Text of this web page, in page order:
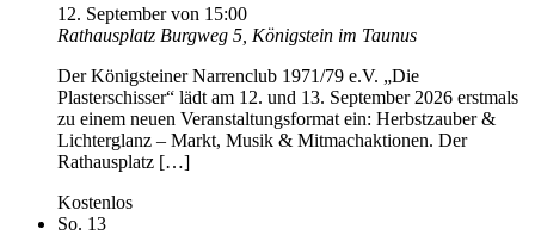
12. September von 15:00
Rathausplatz Burgweg 5, Königstein im Taunus
Der Königsteiner Narrenclub 1971/79 e.V. „Die
Plasterschisser“ lädt am 12. und 13. September 2026 erstmals
zu einem neuen Veranstaltungsformat ein: Herbstzauber &
Lichterglanz – Markt, Musik & Mitmachaktionen. Der
Rathausplatz […]
Kostenlos
So. 13